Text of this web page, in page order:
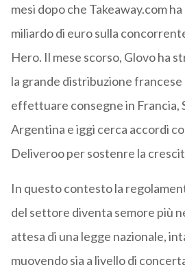
mesi dopo che Takeaway.com
miliardo di euro sulla
Hero. Il mese scorso, Glovo ha
la grande distribuzione
effettuare consegne in Francia,
Argentina e iggi cerca accordi
Deliveroo per sostenre la
In questo contesto la
del settore diventa semore più
attesa di una legge nazionale,
muovendo sia a livello di